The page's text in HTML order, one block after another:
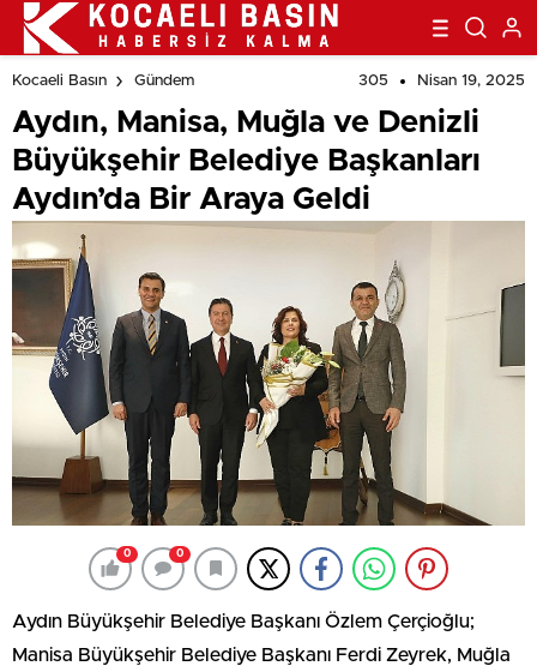
Kocaeli Basın Gündem 305 Nisan 19, 2025
Aydın, Manisa, Muğla ve Denizli
Büyükşehir Belediye Başkanları
Aydın’da Bir Araya Geldi
0 0
Aydın Büyükşehir Belediye Başkanı Özlem Çerçioğlu;
Manisa Büyükşehir Belediye Başkanı Ferdi Zeyrek, Muğla